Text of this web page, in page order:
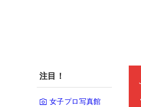
注目！
女子プロ写真館